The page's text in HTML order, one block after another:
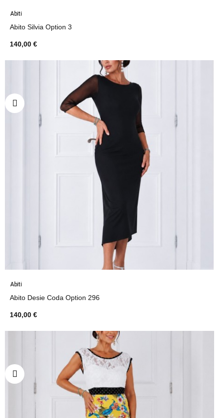
Abiti
Abito Silvia Option 3
140,00 €
Abiti
Abito Desie Coda Option 296
140,00 €